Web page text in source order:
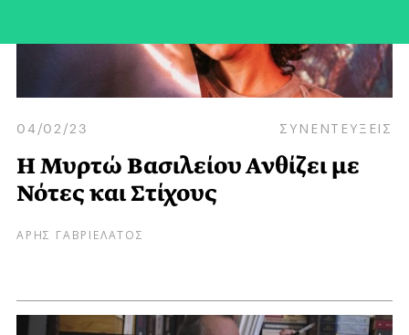
04/02/23 ΣΥΝΕΝΤΕΥΞΕΙΣ
Η Μυρτώ Βασιλείου Ανθίζει με
Νότες και Στίχους
ΑΡΗΣ ΓΑΒΡΙΕΛΑΤΟΣ